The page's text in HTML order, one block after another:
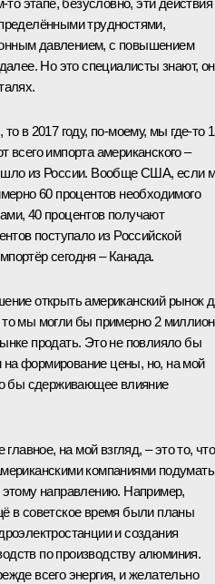
то этапе, безусловно, эти действия
трудностями,
давлением, с повышением
Но это специалисты знают,
в 2017 году, по-моему, мы где-то
всего импорта американского –
шло из России. Вообще США, если
60 процентов необходимого
40 процентов получают
поступало из Российской
сегодня – Канада.
открыть американский рынок
мы могли бы примерно 2
продать. Это не повлияло бы
формирование цены, но, на мой
бы сдерживающее влияние
главное, на мой взгляд, – это то, что
компаниями подумать
направлению. Например,
в советское время были планы
и создания
по производству алюминия.
всего энергия, и желательно